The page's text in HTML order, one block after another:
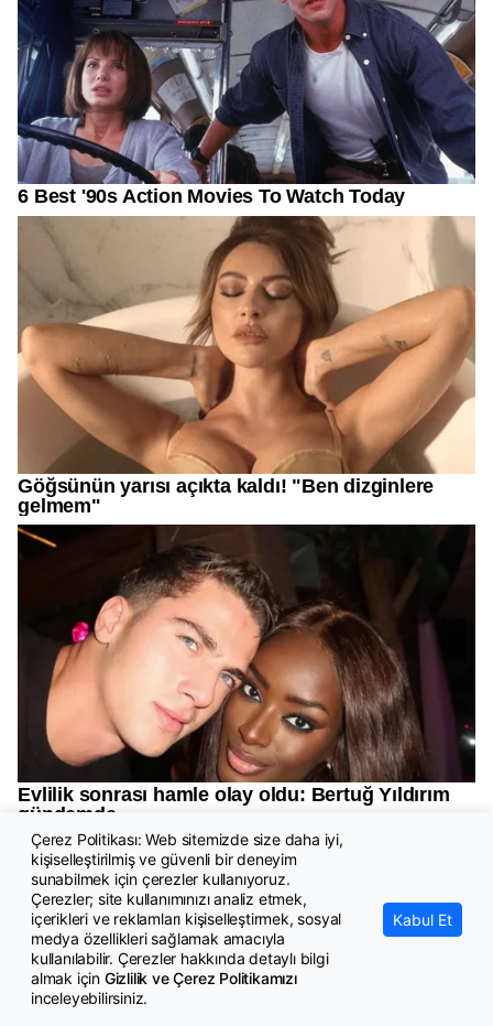
Çerez Politikası: Web sitemizde size daha iyi,
kişiselleştirilmiş ve güvenli bir deneyim
sunabilmek için çerezler kullanıyoruz.
Çerezler; site kullanımınızı analiz etmek,
içerikleri ve reklamları kişiselleştirmek, sosyal
medya özellikleri sağlamak amacıyla
kullanılabilir. Çerezler hakkında detaylı bilgi
almak için Gizlilik ve Çerez Politikamızı
inceleyebilirsiniz.
Kabul Et